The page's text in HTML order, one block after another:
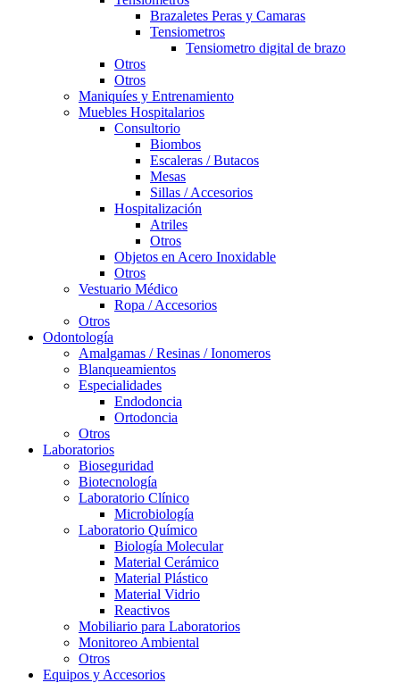
Brazaletes Peras y Camaras
Tensiometros
Tensiometro digital de brazo
Otros
Otros
Maniquíes y Entrenamiento
Muebles Hospitalarios
Consultorio
Biombos
Escaleras / Butacos
Mesas
Sillas / Accesorios
Hospitalización
Atriles
Otros
Objetos en Acero Inoxidable
Otros
Vestuario Médico
Ropa / Accesorios
Otros
Odontología
Amalgamas / Resinas / Ionomeros
Blanqueamientos
Especialidades
Endodoncia
Ortodoncia
Otros
Laboratorios
Bioseguridad
Biotecnología
Laboratorio Clínico
Microbiología
Laboratorio Químico
Biología Molecular
Material Cerámico
Material Plástico
Material Vidrio
Reactivos
Mobiliario para Laboratorios
Monitoreo Ambiental
Otros
Equipos y Accesorios